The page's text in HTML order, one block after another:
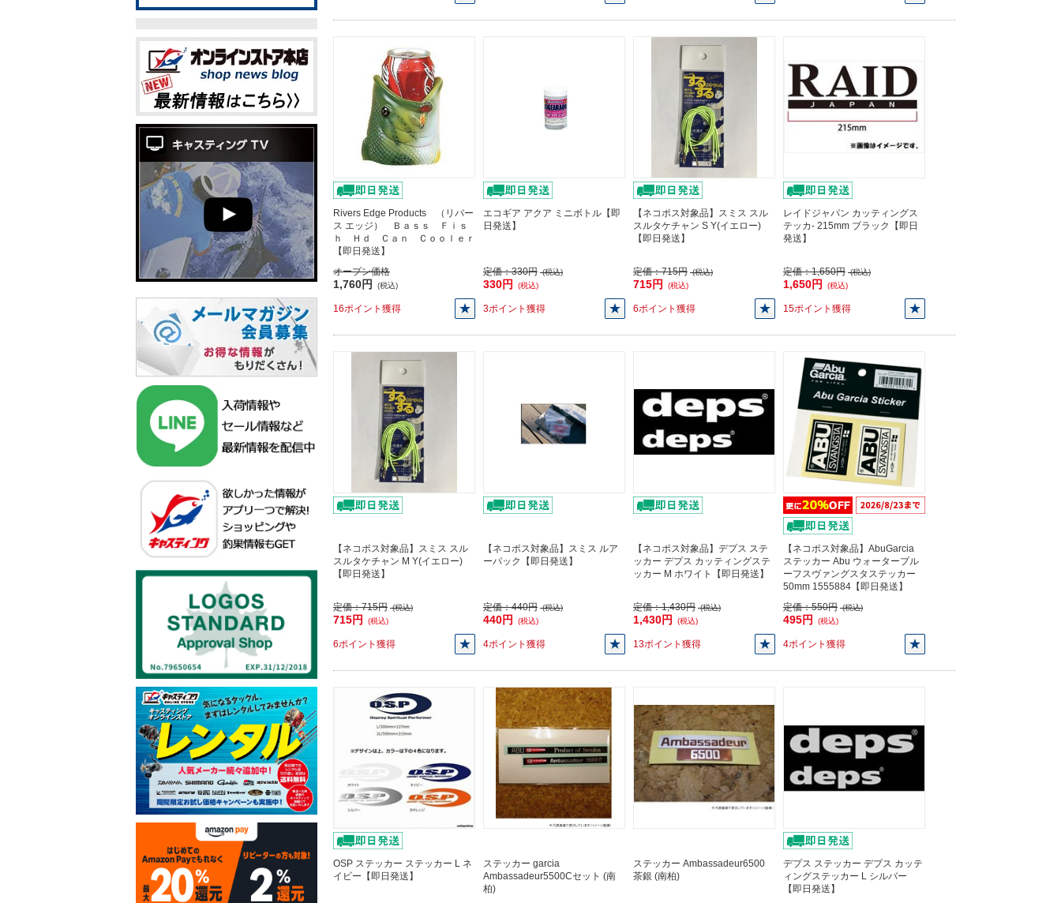
Rivers Edge Products （リバー
ス エッジ） Ｂａｓｓ Ｆｉｓ
ｈ Ｈｄ Ｃａｎ Ｃｏｏｌｅｒ
【即日発送】
オープン価格
1,760円 (税込)
16ポイント獲得
エコギア アクア ミニボトル【即
日発送】
定価：330円 (税込)
330円 (税込)
3ポイント獲得
【ネコポス対象品】スミス スル
スルタケチャン S Y(イエロー)
【即日発送】
定価：715円 (税込)
715円 (税込)
6ポイント獲得
レイドジャパン カッティングス
テッカ- 215mm ブラック【即日
発送】
定価：1,650円 (税込)
1,650円 (税込)
15ポイント獲得
【ネコポス対象品】スミス スル
スルタケチャン M Y(イエロー)
【即日発送】
定価：715円 (税込)
715円 (税込)
6ポイント獲得
【ネコポス対象品】スミス ルア
ーパック【即日発送】
定価：440円 (税込)
440円 (税込)
4ポイント獲得
【ネコポス対象品】デプス ステ
ッカー デプス カッティングステ
ッカー M ホワイト【即日発送】
定価：1,430円 (税込)
1,430円 (税込)
13ポイント獲得
【ネコポス対象品】AbuGarcia
ステッカー Abu ウォータープル
ーフスヴァングスタステッカー
50mm 1555884【即日発送】
定価：550円 (税込)
495円 (税込)
4ポイント獲得
OSP ステッカー ステッカー L ネ
イビー【即日発送】
ステッカー garcia
Ambassadeur5500Cセット (南
柏)
ステッカー Ambassadeur6500
茶銀 (南柏)
デプス ステッカー デプス カッテ
ィングステッカー L シルバー
【即日発送】